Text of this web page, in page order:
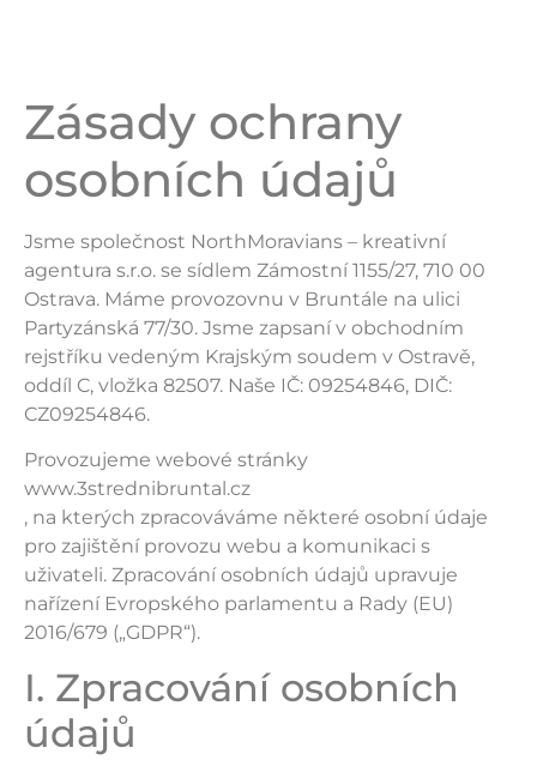
Zásady ochrany
osobních údajů
Jsme společnost NorthMoravians – kreativní
agentura s.r.o. se sídlem Zámostní 1155/27, 710 00
Ostrava. Máme provozovnu v Bruntále na ulici
Partyzánská 77/30. Jsme zapsaní v obchodním
rejstříku vedeným Krajským soudem v Ostravě,
oddíl C, vložka 82507. Naše IČ: 09254846, DIČ:
CZ09254846.
Provozujeme webové stránky
www.3strednibruntal.cz
, na kterých zpracováváme některé osobní údaje
pro zajištění provozu webu a komunikaci s
uživateli. Zpracování osobních údajů upravuje
nařízení Evropského parlamentu a Rady (EU)
2016/679 („GDPR“).
I. Zpracování osobních
údajů